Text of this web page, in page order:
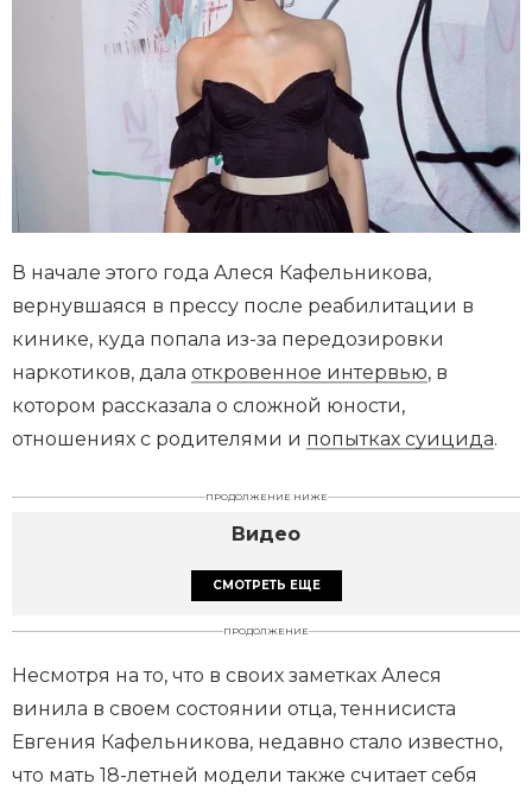
В начале этого года Алеся Кафельникова,
вернувшаяся в прессу после реабилитации в
кинике, куда попала из-за передозировки
наркотиков, дала откровенное интервью, в
котором рассказала о сложной юности,
отношениях с родителями и попытках суицида.
ПРОДОЛЖЕНИЕ НИЖЕ
Видео
СМОТРЕТЬ ЕЩЕ
ПРОДОЛЖЕНИЕ
Несмотря на то, что в своих заметках Алеся
винила в своем состоянии отца, теннисиста
Евгения Кафельникова, недавно стало известно,
что мать 18-летней модели также считает себя